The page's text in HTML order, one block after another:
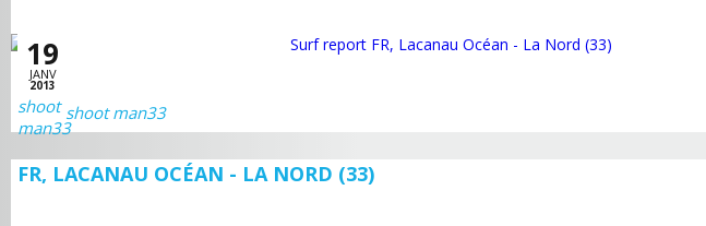
19
JANV
2013
shoot man33
FR, LACANAU OCÉAN - LA NORD (33)